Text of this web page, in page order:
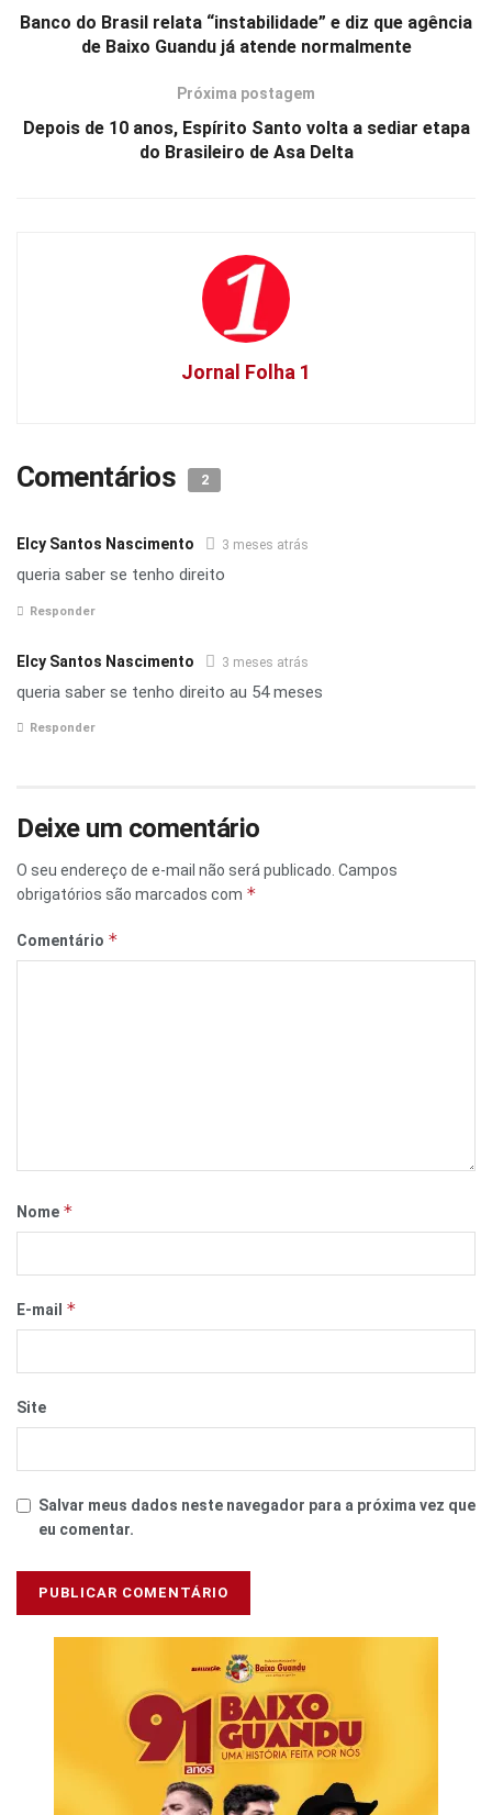
Banco do Brasil relata “instabilidade” e diz que agência
de Baixo Guandu já atende normalmente
Próxima postagem
Depois de 10 anos, Espírito Santo volta a sediar etapa
do Brasileiro de Asa Delta
Jornal Folha 1
Comentários 2
Elcy Santos Nascimento 3 meses atrás
queria saber se tenho direito
Responder
Elcy Santos Nascimento 3 meses atrás
queria saber se tenho direito au 54 meses
Responder
Deixe um comentário
O seu endereço de e-mail não será publicado. Campos
obrigatórios são marcados com *
Comentário *
Nome *
E-mail *
Site
Salvar meus dados neste navegador para a próxima vez que
eu comentar.